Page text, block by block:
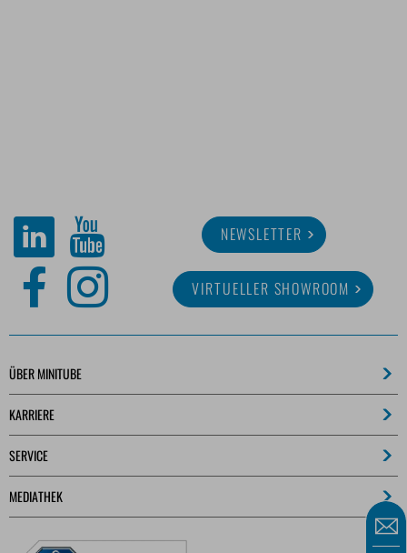
NEWSLETTER
VIRTUELLER SHOWROOM
ÜBER MINITUBE
KARRIERE
SERVICE
MEDIATHEK